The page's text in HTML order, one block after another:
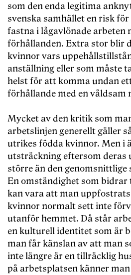
som den enda legitima
svenska samhället en risk
fastna i lågavlönade arbeten
förhållanden. Extra stor blir
kvinnor vars
anställning eller som måste
helst för att komma undan
förhållande med en våldsam
Mycket av den kritik som
arbetslinjen generellt gäller
utrikes födda kvinnor. Men i
utsträckning eftersom deras
större än den genomsnittlige
En omständighet som
kan vara att man
kvinnor normalt sett inte
utanför hemmet. Då står
en kulturell identitet som är
man får känslan av att man
inte längre är en tillräcklig
på arbetsplatsen känner